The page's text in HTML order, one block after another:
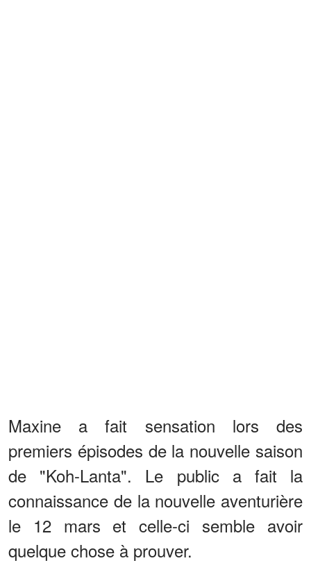
Maxine a fait sensation lors des
premiers épisodes de la nouvelle saison
de "Koh-Lanta". Le public a fait la
connaissance de la nouvelle aventurière
le 12 mars et celle-ci semble avoir
quelque chose à prouver.